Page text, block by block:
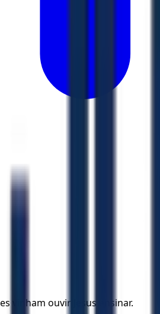
vinham ouvir Jesus ensinar.